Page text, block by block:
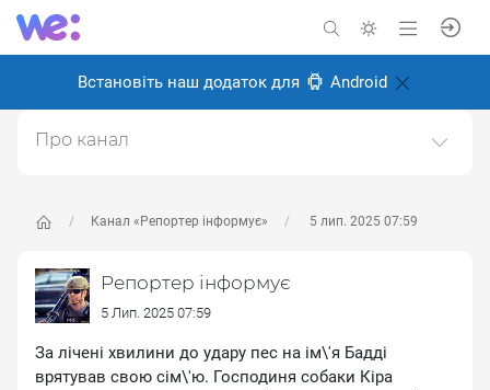
Встановіть наш додаток для Android
Канал «Репортер інформує» 5 лип. 2025 07:59
Репортер інформує
5 Лип. 2025 07:59
За лічені хвилини до удару пес на ім\'я Бадді
врятував свою сім\'ю. Господиня собаки Кіра
Про канал
Створено: 26 серпня 2024